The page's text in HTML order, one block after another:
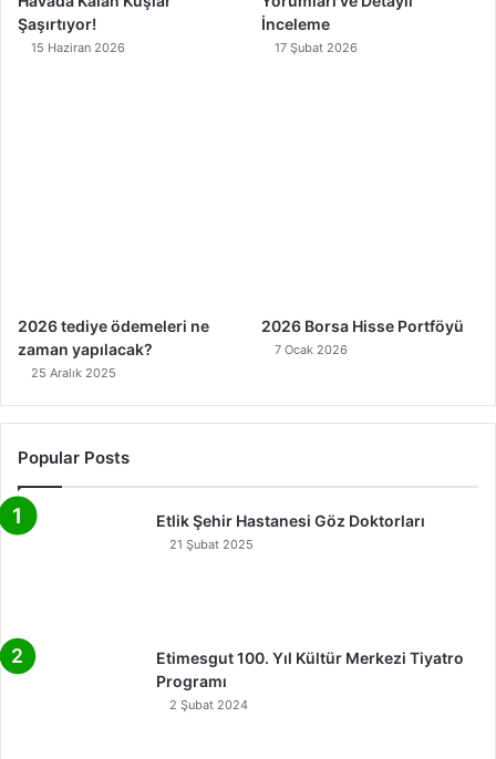
Şaşırtıyor!
15 Haziran 2026
İnceleme
17 Şubat 2026
2026 tediye ödemeleri ne
zaman yapılacak?
25 Aralık 2025
2026 Borsa Hisse Portföyü
7 Ocak 2026
Popular Posts
Etlik Şehir Hastanesi Göz Doktorları
21 Şubat 2025
Etimesgut 100. Yıl Kültür Merkezi Tiyatro
Programı
2 Şubat 2024